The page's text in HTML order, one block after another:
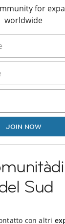
for
worldwide
JOIN NOW
Sud
con altri